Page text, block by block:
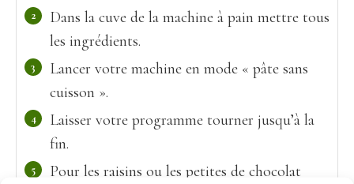
Dans la cuve de la machine à pain mettre tous
les ingrédients.
Lancer votre machine en mode « pâte sans
cuisson ».
Laisser votre programme tourner jusqu’à la
fin.
Pour les raisins ou les petites de chocolat